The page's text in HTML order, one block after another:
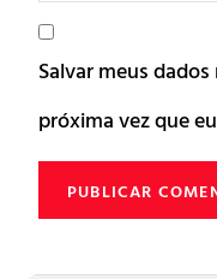
Salvar meus
próxima vez que